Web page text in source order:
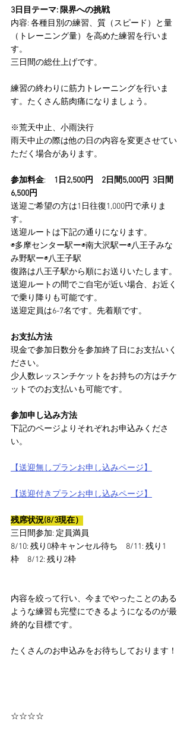
3日目テーマ: 限界への挑戦
内容: 各種目別の練習、質（スピード）と量
（トレーニング量）を高めた練習を行いま
す。
三日間の総仕上げです。
練習の終わりに筋力トレーニングを行いま
す。たくさん筋肉痛になりましょう。
※荒天中止、小雨決行
雨天中止の際は他の日の内容を変更させてい
ただく場合があります。
参加料金: 1日2,500円　2日間5,000円  3日間
6,500円
送迎ご希望の方は1日往復1,000円で承りま
す。
送迎ルートは下記の通りになります。
◉多摩センター駅ー◉南大沢駅ー◉八王子みな
み野駅ー◉八王子駅
復路は八王子駅から順にお送りいたします。
送迎ルートの間でご自宅が近い場合、お近く
で乗り降りも可能です。
送迎定員は6-7名です。先着順です。
お支払方法
現金で参加日数分を参加終了日にお支払いく
ださい。
少人数レッスンチケットをお持ちの方はチケ
ットでのお支払いも可能です。
参加申し込み方法
下記のページよりそれぞれお申込みくださ
い。
【送迎無しプランお申し込みページ】
【送迎付きプランお申し込みページ】
残席状況(8/3現在）
三日間参加: 定員満員
8/10: 残り0枠キャンセル待ち　8/11: 残り1
枠　8/12: 残り2枠
内容を絞って行い、今までやったことのある
ような練習も完璧にできるようになるのが最
終的な目標です。
たくさんのお申込みをお待ちしております！
☆☆☆☆